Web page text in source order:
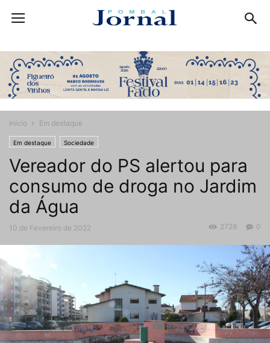
Início Em destaque
Em destaque Sociedade
Vereador do PS alertou para
consumo de droga no Jardim
da Água
10 de Fevereiro de 2022 0
2729